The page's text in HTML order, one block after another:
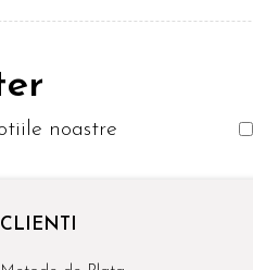
noastre
CLIENTI